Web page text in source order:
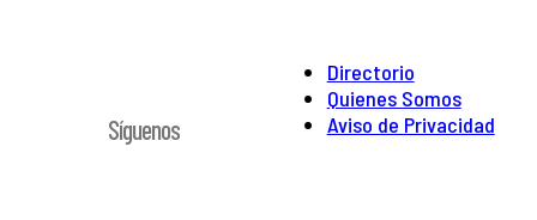
Directorio
Quienes Somos
Aviso de Privacidad
Síguenos